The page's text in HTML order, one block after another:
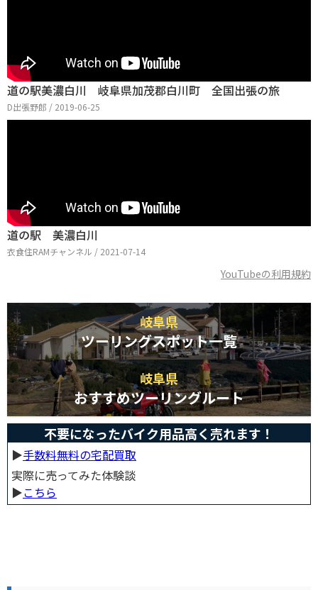
道の駅美濃白川 岐阜県加茂郡白川町 全国出張の旅
D出張野郎 / 2019-06-25
道の駅 美濃白川
衣食住RAMチャンネル / 2021-07-14
YouTubeの利用規約
岐阜県
ツーリングスポット一覧
岐阜県
おすすめツーリングルート
不要になったバイク用品高く売れます！
▶︎手数料無料の宅配買取
実際に売ってみた体験談
▶︎こちら